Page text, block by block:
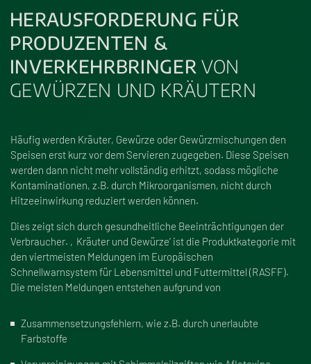
HERAUSFORDERUNG FÜR
PRODUZENTEN &
INVERKEHRBRINGER VON
GEWÜRZEN UND KRÄUTERN
Häufig werden Kräuter, Gewürze oder Gewürzmischungen den
Speisen erst kurz vor dem Servieren zugegeben. Diese Speisen
werden dann nicht mehr vollständig erhitzt, sodass mögliche
Kontaminationen, z.B. durch Mikroorganismen, nicht durch
Hitzeeinwirkung reduziert werden können.
Dies zeigt sich durch gesundheitliche Beeinträchtigungen der
Verbraucher. ‚Kräuter und Gewürze‘ ist die Produktkategorie mit
den viertmeisten Meldungen im Europäischen
Schnellwarnsystem für Lebensmittel und Futtermittel (RASFF).
Die meisten Meldungen entstehen aufgrund von
Zusammensetzungsfehlern, wie z.B. durch unerlaubte
Farbstoffe